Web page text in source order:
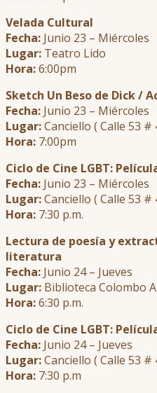
Velada Cultural
Fecha: Junio 23 – Miércoles
Lugar: Teatro Lido
Hora:6:00pm
Sketch Un Beso de Dick /
Fecha: Junio 23 – Miércoles
Lugar:Canciello ( Calle 53 #
Hora: 7:00pm
Ciclo de Cine LGBT:
Fecha: Junio 23 – Miércoles
Lugar:Canciello ( Calle 53 #
Hora: 7:30 p.m.
Lectura de poesía y
literatura
Fecha: Junio 24 – Jueves
Lugar: Biblioteca Colombo
Hora:6:30 p.m.
Ciclo de Cine LGBT:
Fecha: Junio 24 – Jueves
Lugar:Canciello ( Calle 53 #
Hora: 7:30 p.m